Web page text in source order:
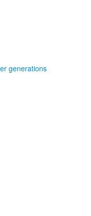
generations